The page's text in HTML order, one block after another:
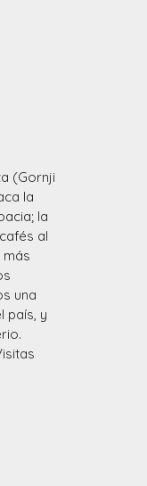
(Gornji
la
la
al
una
país, y